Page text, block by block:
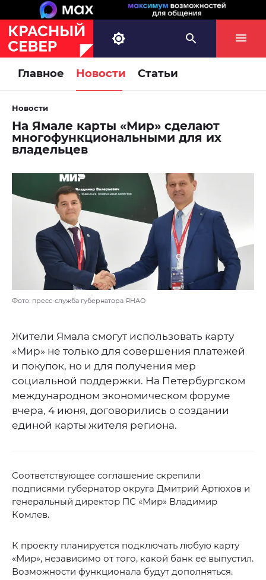
Главное Новости Статьи
Новости
На Ямале карты «Мир» сделают
многофункциональными для их
владельцев
Фото: пресс-служба губернатора ЯНАО
Жители Ямала смогут использовать карту
«Мир» не только для совершения платежей
и покупок, но и для получения мер
социальной поддержки. На Петербургском
международном экономическом форуме
вчера, 4 июня, договорились о создании
единой карты жителя региона.
Соответствующее соглашение скрепили
подписями губернатор округа Дмитрий Артюхов и
генеральный директор ПС «Мир» Владимир
Комлев.
К проекту планируется подключать любую карту
«Мир», независимо от того, какой банк ее выпустил.
Возможности функционала будут дополняться.